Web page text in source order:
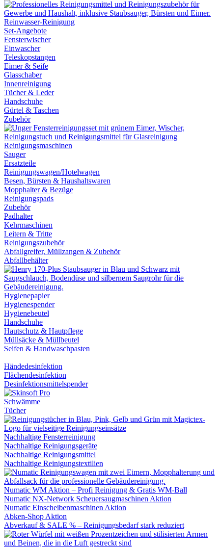
Reinwasser-Reinigung
Set-Angebote
Fensterwischer
Einwascher
Teleskopstangen
Eimer & Seife
Glasschaber
Innenreinigung
Tücher & Leder
Handschuhe
Gürtel & Taschen
Zubehör
Reinigungsmaschinen
Sauger
Ersatzteile
Reinigungswagen/Hotelwagen
Besen, Bürsten & Haushaltswaren
Mopphalter & Bezüge
Reinigungspads
Zubehör
Padhalter
Kehrmaschinen
Leitern & Tritte
Reinigungszubehör
Abfallgreifer, Müllzangen & Zubehör
Abfallbehälter
Hygienepapier
Hygienespender
Hygienebeutel
Handschuhe
Hautschutz & Hautpflege
Müllsäcke & Müllbeutel
Seifen & Handwaschpasten
Händedesinfektion
Flächendesinfektion
Desinfektionsmittelspender
Schwämme
Tücher
Nachhaltige Fensterreinigung
Nachhaltige Reinigungsgeräte
Nachhaltige Reinigungsmittel
Nachhaltige Reinigungstextilien
Numatic WM Aktion – Profi Reinigung & Gratis WM-Ball
Numatic NX-Network Scheuersaugmaschinen Aktion
Numatic Einscheibenmaschinen Aktion
Abken-Shop Aktion
Abverkauf & SALE % – Reinigungsbedarf stark reduziert